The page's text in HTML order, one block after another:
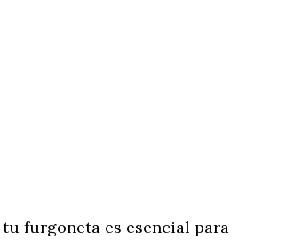
furgoneta es esencial para